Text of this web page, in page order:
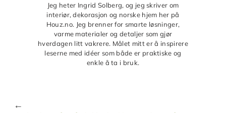
Jeg heter Ingrid Solberg, og jeg skriver om
interiør, dekorasjon og norske hjem her på
Houz.no. Jeg brenner for smarte løsninger,
varme materialer og detaljer som gjør
hverdagen litt vakrere. Målet mitt er å inspirere
leserne med idéer som både er praktiske og
enkle å ta i bruk.